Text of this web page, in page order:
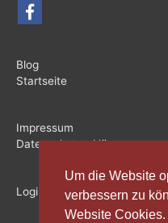
Um die Website
verbessern zu
Website
Blog
Startseite
Impressum
Datenschutzerklärung
Login